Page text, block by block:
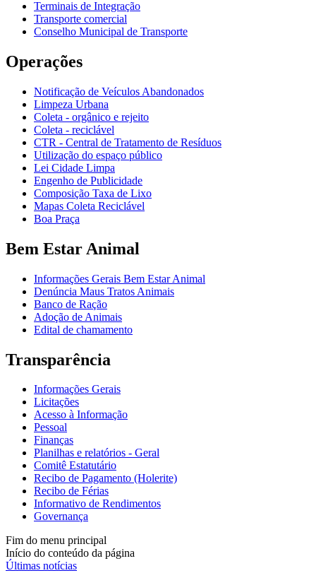
Terminais de Integração
Transporte comercial
Conselho Municipal de Transporte
Operações
Notificação de Veículos Abandonados
Limpeza Urbana
Coleta - orgânico e rejeito
Coleta - reciclável
CTR - Central de Tratamento de Resíduos
Utilização do espaço público
Lei Cidade Limpa
Engenho de Publicidade
Composição Taxa de Lixo
Mapas Coleta Reciclável
Boa Praça
Bem Estar Animal
Informações Gerais Bem Estar Animal
Denúncia Maus Tratos Animais
Banco de Ração
Adoção de Animais
Edital de chamamento
Transparência
Informações Gerais
Licitações
Acesso à Informação
Pessoal
Finanças
Planilhas e relatórios - Geral
Comitê Estatutário
Recibo de Pagamento (Holerite)
Recibo de Férias
Informativo de Rendimentos
Governança
Fim do menu principal
Início do conteúdo da página
Últimas notícias